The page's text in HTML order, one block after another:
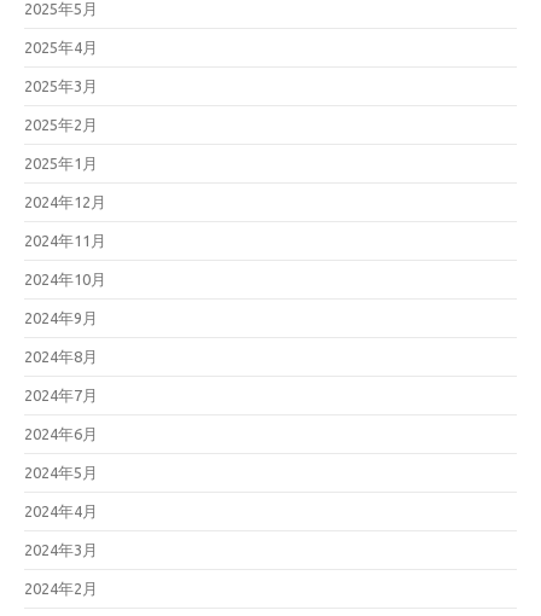
2025年5月
2025年4月
2025年3月
2025年2月
2025年1月
2024年12月
2024年11月
2024年10月
2024年9月
2024年8月
2024年7月
2024年6月
2024年5月
2024年4月
2024年3月
2024年2月